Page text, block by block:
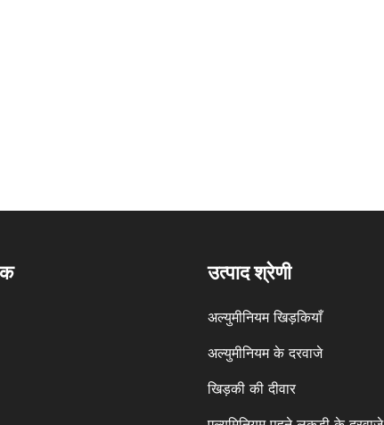
उत्पाद श्रेणी
अल्युमीनियम खिड़कियाँ
अल्युमीनियम के दरवाजे
खिड़की की दीवार